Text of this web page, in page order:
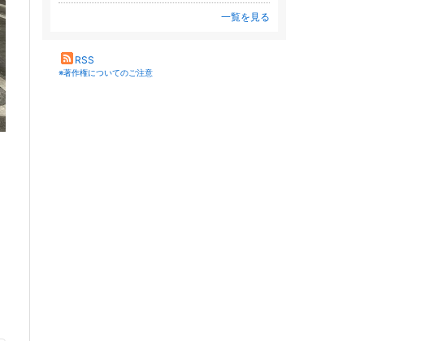
一覧を見る
RSS
※著作権についてのご注意